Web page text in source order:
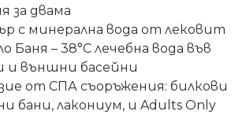
за двама
с минерална вода от лековит
Баня – 38°C лечебна вода във
външни басейни
от СПА съоръжения: билкови
бани, лакониум, и Adults Only